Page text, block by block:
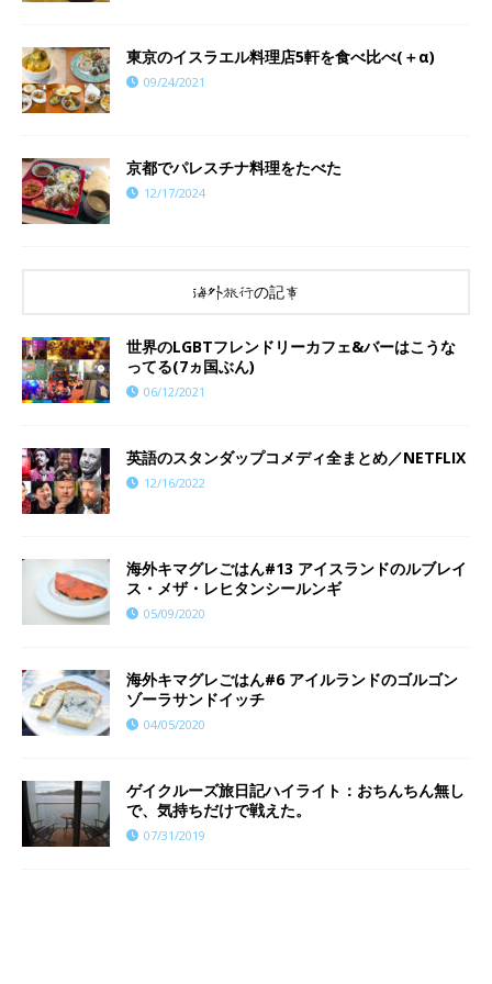
東京のイスラエル料理店5軒を食べ比べ(＋α)
09/24/2021
京都でパレスチナ料理をたべた
12/17/2024
海外旅行の記事
世界のLGBTフレンドリーカフェ&バーはこうな
ってる(7ヵ国ぶん)
06/12/2021
英語のスタンダップコメディ全まとめ／NETFLIX
12/16/2022
海外キマグレごはん#13 アイスランドのルブレイ
ス・メザ・レヒタンシールンギ
05/09/2020
海外キマグレごはん#6 アイルランドのゴルゴン
ゾーラサンドイッチ
04/05/2020
ゲイクルーズ旅日記ハイライト：おちんちん無し
で、気持ちだけで戦えた。
07/31/2019